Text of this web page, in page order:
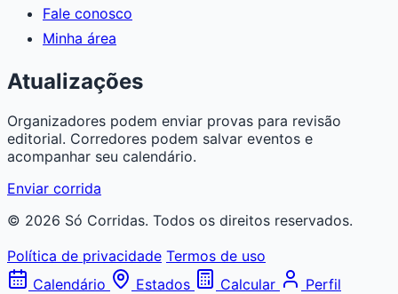
Fale conosco
Minha área
Atualizações
Organizadores podem enviar provas para revisão
editorial. Corredores podem salvar eventos e
acompanhar seu calendário.
Enviar corrida
© 2026 Só Corridas. Todos os direitos reservados.
Política de privacidade Termos de uso
Calendário
Estados Calcular Perfil